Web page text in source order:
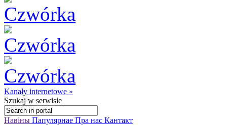
Kanały internetowe »
Szukaj w serwisie
Навіны Папулярнае Пра нас Кантакт